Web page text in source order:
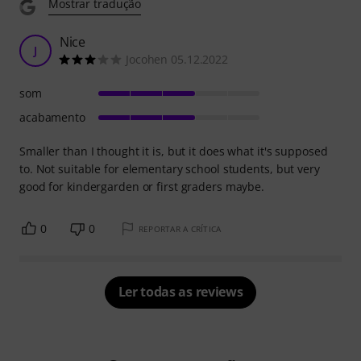
Mostrar tradução
J Nice
Jocohen 05.12.2022
Smaller than I thought it is, but it does what it's supposed
to. Not suitable for elementary school students, but very
good for kindergarden or first graders maybe.
som
acabamento
0 0 REPORTAR A CRÍTICA
Ler todas as reviews